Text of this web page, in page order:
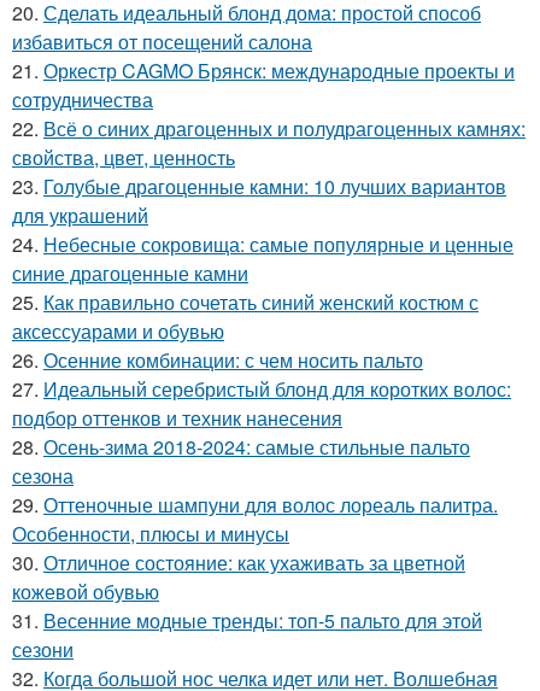
20. Сделать идеальный блонд дома: простой способ
избавиться от посещений салона
21. Оркестр CAGMO Брянск: международные проекты и
сотрудничества
22. Всё о синих драгоценных и полудрагоценных камнях:
свойства, цвет, ценность
23. Голубые драгоценные камни: 10 лучших вариантов
для украшений
24. Небесные сокровища: самые популярные и ценные
синие драгоценные камни
25. Как правильно сочетать синий женский костюм с
аксессуарами и обувью
26. Осенние комбинации: с чем носить пальто
27. Идеальный серебристый блонд для коротких волос:
подбор оттенков и техник нанесения
28. Осень-зима 2018-2024: самые стильные пальто
сезона
29. Оттеночные шампуни для волос лореаль палитра.
Особенности, плюсы и минусы
30. Отличное состояние: как ухаживать за цветной
кожевой обувью
31. Весенние модные тренды: топ-5 пальто для этой
сезони
32. Когда большой нос челка идет или нет. Волшебная